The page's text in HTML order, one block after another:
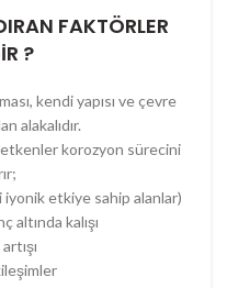
FAKTÖRLER
?
kendi yapısı ve çevre
alakalıdır.
korozyon sürecini
etkiye sahip alanlar)
altında kalışı